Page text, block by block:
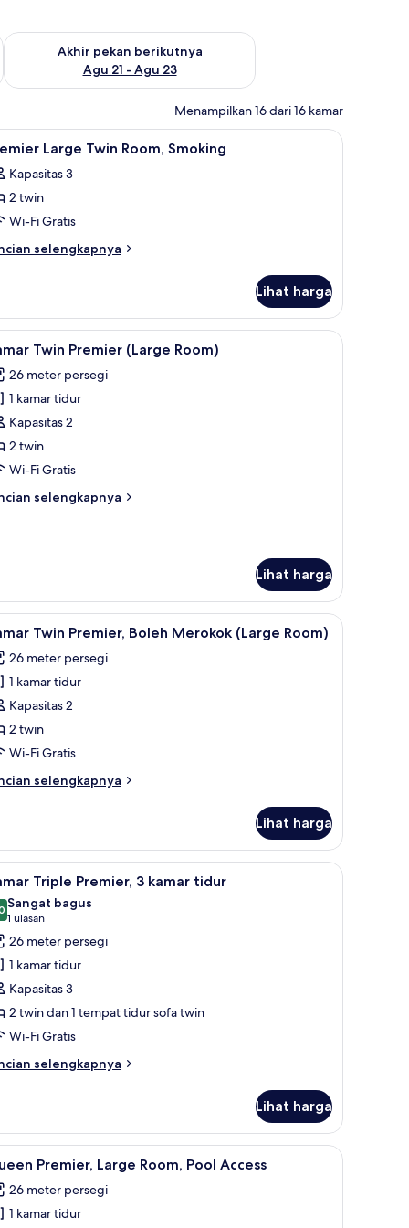
Agu 14 - Agu 16
Akhir pekan berikutnya
Agu 21 - Agu 23
Periksa ketersediaan untuk akhir pekan berikutnya Agu 21 -
Menampilkan 16 dari 16 kamar
dan kedap suara Brankas, meja kerja, tirai kedap cahaya, dan
4 Large Twin Room, Smoking
Kapasitas 3
2 twin
Wi-Fi Gratis
selengkapnya
Lihat harga
dan kedap suara Brankas, meja kerja, tirai kedap cahaya, dan
7 Twin Premier (Large Room)
26 meter persegi
1 kamar tidur
Kapasitas 2
2 twin
Wi-Fi Gratis
selengkapnya
Lihat harga
dan kedap suara Brankas, meja kerja, tirai kedap cahaya, dan
7 Twin Premier, Boleh Merokok (Large Room)
26 meter persegi
1 kamar tidur
Kapasitas 2
2 twin
Wi-Fi Gratis
selengkapnya
Lihat harga
meja kerja, tirai kedap cahaya, dan kedap suara
Kamar Triple Premier, 3 kamar tidur |
5 Triple Premier, 3 kamar tidur
dari 10
Sangat bagus
1 ulasan
(1
ulasan)
26 meter persegi
1 kamar tidur
Kapasitas 3
2 twin dan 1 tempat tidur sofa twin
Wi-Fi Gratis
selengkapnya
Lihat harga
cahaya, dan kedap suara Queen Premier, Large Room, Pool Access |
4 Premier, Large Room, Pool Access
26 meter persegi
1 kamar tidur